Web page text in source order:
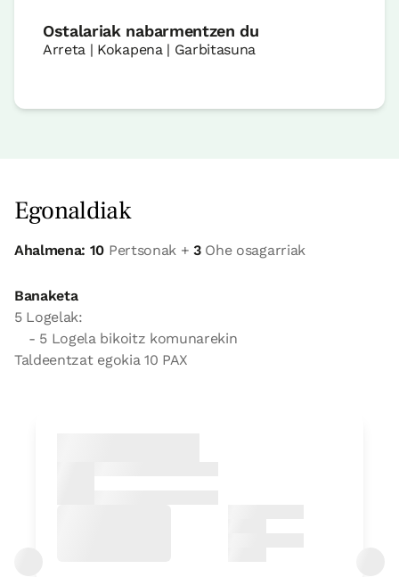
Ostalariak nabarmentzen du
Arreta | Kokapena | Garbitasuna
Egonaldiak
Ahalmena: 10 Pertsonak +3Ohe osagarriak
Banaketa
5 Logelak:
- 5 Logela bikoitz komunarekin
Taldeentzat egokia 10 PAX